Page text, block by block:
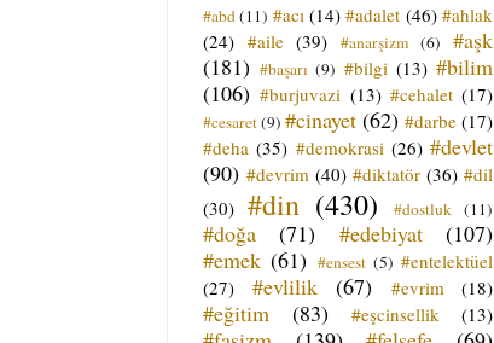
#abd (11) #acı (14) #adalet (46) #ahlak
(24) #aile (39) #anarşizm (6)
#aşk
(181) #başarı (9) #bilgi (13) #bilim
(106) #burjuvazi (13) #cehalet (17)
#cesaret(9) #cinayet (62) #darbe (17)
#deha (35) #demokrasi (26) #devlet
(90) #devrim (40) #diktatör (36) #dil
(30) #din (430) #dostluk (11)
#doğa (71) #edebiyat
(107)
#emek (61) #ensest (5) #entelektüel
(27)
#evlilik (67) #evrim (18)
#eğitim (83) #eşcinsellik (13)